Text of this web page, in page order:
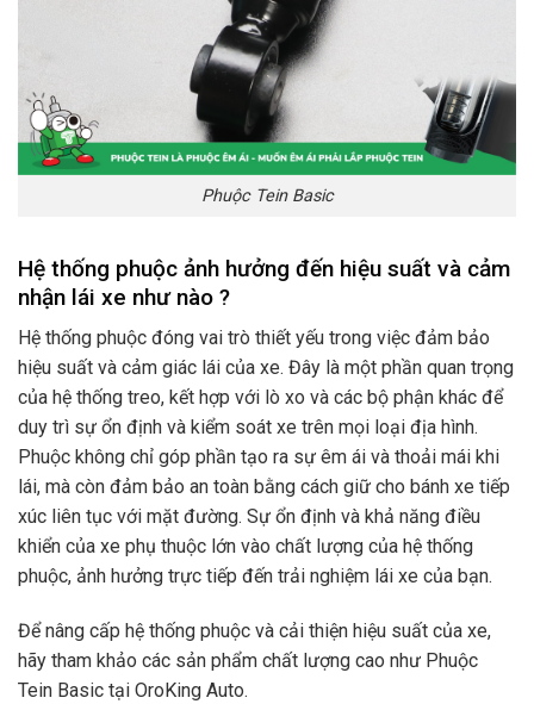
Phuộc Tein Basic
Hệ thống phuộc ảnh hưởng đến hiệu suất và cảm
nhận lái xe như nào ?
Hệ thống phuộc đóng vai trò thiết yếu trong việc đảm bảo
hiệu suất và cảm giác lái của xe. Đây là một phần quan trọng
của hệ thống treo, kết hợp với lò xo và các bộ phận khác để
duy trì sự ổn định và kiểm soát xe trên mọi loại địa hình.
Phuộc không chỉ góp phần tạo ra sự êm ái và thoải mái khi
lái, mà còn đảm bảo an toàn bằng cách giữ cho bánh xe tiếp
xúc liên tục với mặt đường. Sự ổn định và khả năng điều
khiển của xe phụ thuộc lớn vào chất lượng của hệ thống
phuộc, ảnh hưởng trực tiếp đến trải nghiệm lái xe của bạn.
Để nâng cấp hệ thống phuộc và cải thiện hiệu suất của xe,
hãy tham khảo các sản phẩm chất lượng cao như Phuộc
Tein Basic tại OroKing Auto.